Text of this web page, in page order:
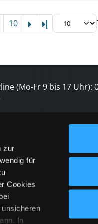
zur
für
Cookies
unsicheren
In
10 Letzte Seite
(Mo-Fr 9 bis 17 Uhr):
keine Veranstaltung
abonnieren